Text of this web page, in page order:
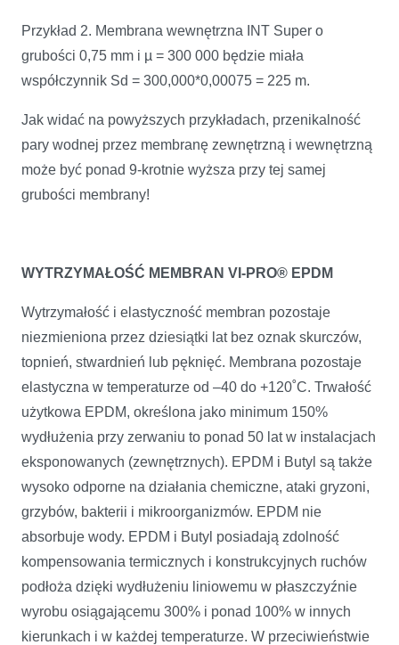
Przykład 2. Membrana wewnętrzna INT Super o
grubości 0,75 mm i µ = 300 000 będzie miała
współczynnik Sd = 300,000*0,00075 = 225 m.
Jak widać na powyższych przykładach, przenikalność
pary wodnej przez membranę zewnętrzną i wewnętrzną
może być ponad 9-krotnie wyższa przy tej samej
grubości membrany!
WYTRZYMAŁOŚĆ MEMBRAN VI-PRO® EPDM
Wytrzymałość i elastyczność membran pozostaje
niezmieniona przez dziesiątki lat bez oznak skurczów,
topnień, stwardnień lub pęknięć. Membrana pozostaje
elas­tyczna w temperaturze od –40 do +120˚C. Trwałość
użytkowa EPDM, określona jako minimum 150%
wydłużenia przy zerwaniu to ponad 50 lat w insta­lacjach
eksponowanych (zewnętrznych). EPDM i Bu­tyl są także
wysoko odporne na działania chemiczne, ataki gryzoni,
grzybów, bakterii i mikroorganizmów. EPDM nie
absorbuje wody. EPDM i Butyl posiadają zdolność
kompensowania termicznych i konstrukcyjnych ruchów
podłoża dzięki wydłużeniu liniowemu w płaszczyźnie
wyrobu osiągającemu 300% i ponad 100% w innych
kierunkach i w każdej temperaturze. W przeciwieństwie